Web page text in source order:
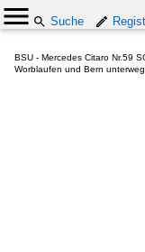
Suche
BSU - Mercedes Citaro Nr.59
Worblaufen und Bern